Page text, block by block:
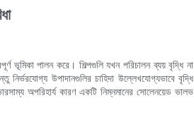
ভূমিকা পালন করে। শিল্পগুলি যখন পরিচালন ব্যয় বৃদ্ধি না
উপাদানগুলির চাহিদা উল্লেখযোগ্যভাবে বৃদ্ধি
অপরিহার্য কারণ একটি নিম্নমানের সোলেনয়েড ভালভ